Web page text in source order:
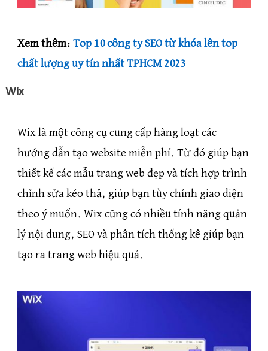
Xem thêm: Top 10 công ty SEO từ khóa lên top
chất lượng uy tín nhất TPHCM 2023
Wix
Wix là một công cụ cung cấp hàng loạt các
hướng dẫn tạo website miễn phí. Từ đó giúp bạn
thiết kế các mẫu trang web đẹp và tích hợp trình
chỉnh sửa kéo thả, giúp bạn tùy chỉnh giao diện
theo ý muốn. Wix cũng có nhiều tính năng quản
lý nội dung, SEO và phân tích thống kê giúp bạn
tạo ra trang web hiệu quả.